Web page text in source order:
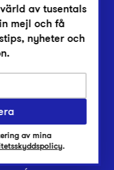
retur?
av tusentals
mejl och få
nyheter och
av mina
.